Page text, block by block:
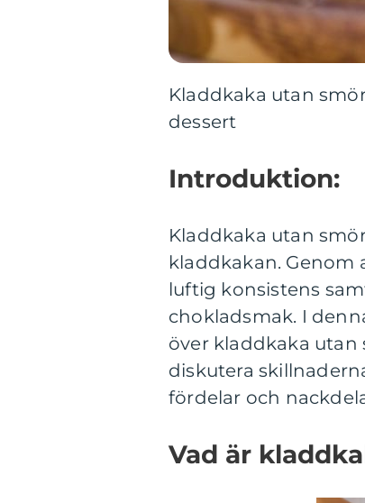
Kladdkaka utan
dessert
Introduktion:
Kladdkaka utan
kladdkakan. Genom
luftig konsistens
chokladsmak. I
över kladdkaka utan
diskutera
fördelar och
Vad är